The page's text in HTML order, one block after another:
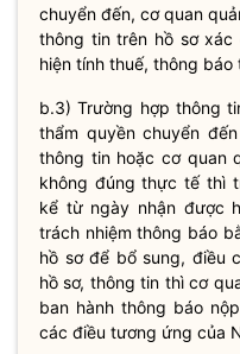
chuyển đến, cơ quan
thông tin trên hồ sơ xác
hiện tính thuế, thông báo
b.3) Trường hợp thông
thẩm quyềnchuyển
thông tin hoặc cơ quan
không đúng thực tế thì
kể từ ngày nhận được
trách nhiệm thông báo
hồ sơ để bổ sung, điều
hồ sơ, thông tin thì cơ
ban hành thông báo
các điều tương ứng của